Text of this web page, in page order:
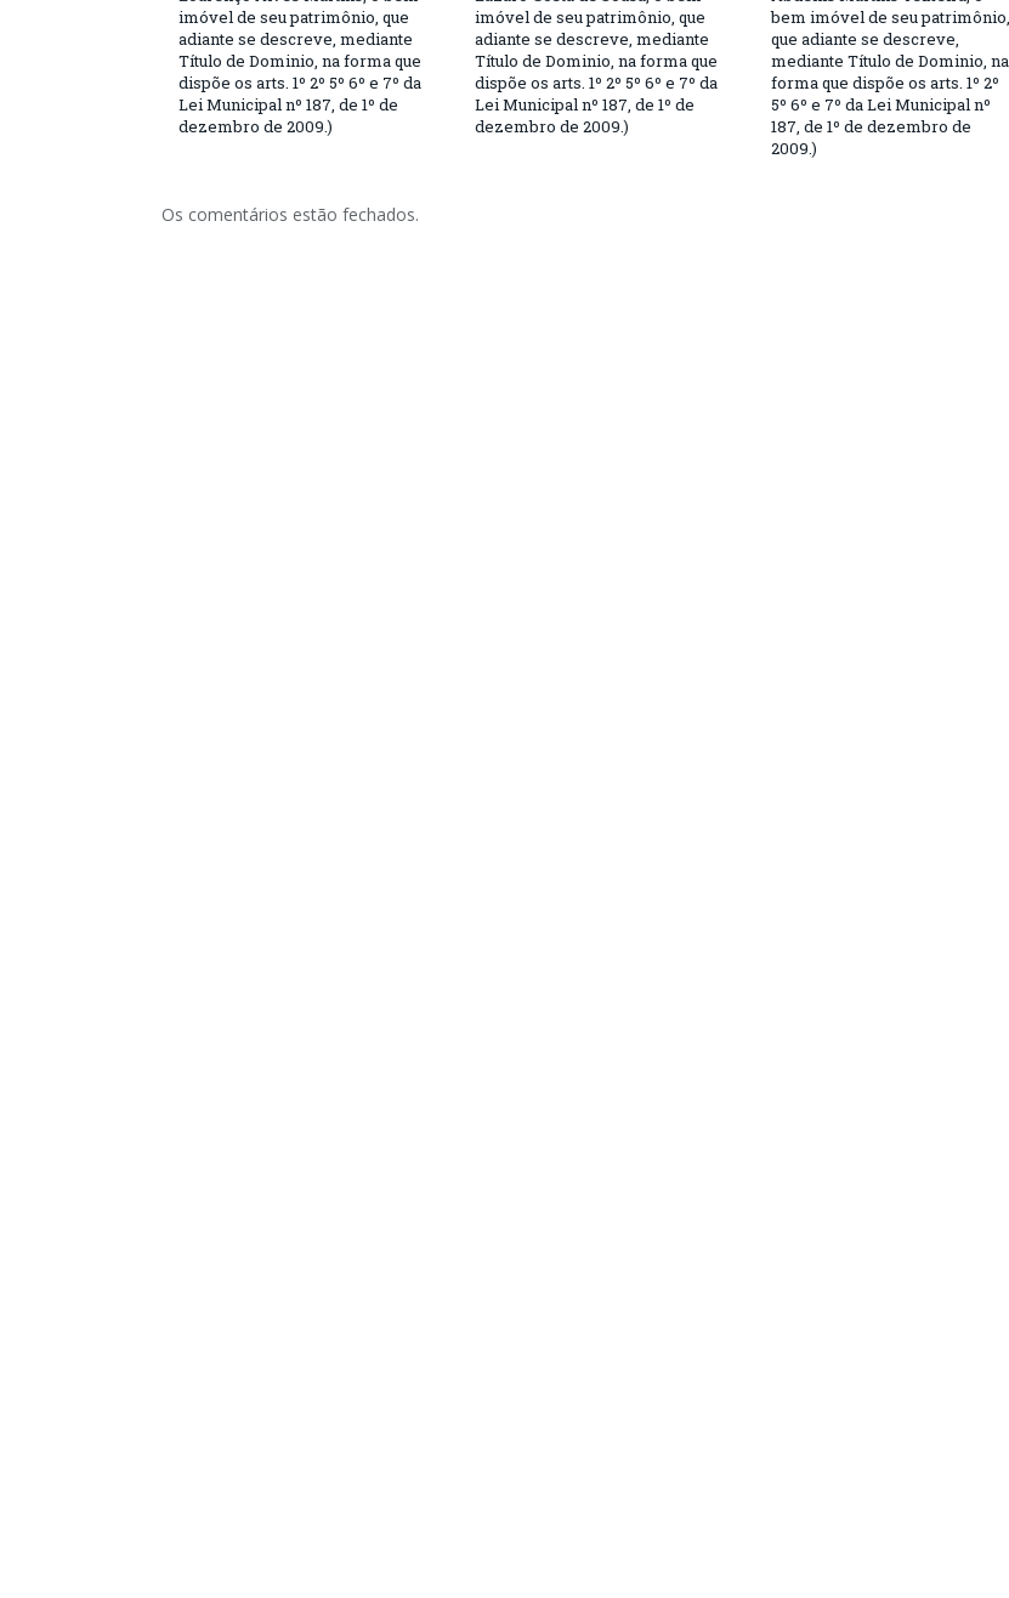
imóvel de seu patrimônio, que
adiante se descreve, mediante
Título de Dominio, na forma que
dispõe os arts. 1º 2º 5º 6º e 7º da
Lei Municipal nº 187, de 1º de
dezembro de 2009.)
imóvel de seu patrimônio, que
adiante se descreve, mediante
Título de Dominio, na forma que
dispõe os arts. 1º 2º 5º 6º e 7º da
Lei Municipal nº 187, de 1º de
dezembro de 2009.)
bem imóvel de seu patrimônio,
que adiante se descreve,
mediante Título de Dominio, na
forma que dispõe os arts. 1º 2º
5º 6º e 7º da Lei Municipal nº
187, de 1º de dezembro de
2009.)
Os comentários estão fechados.